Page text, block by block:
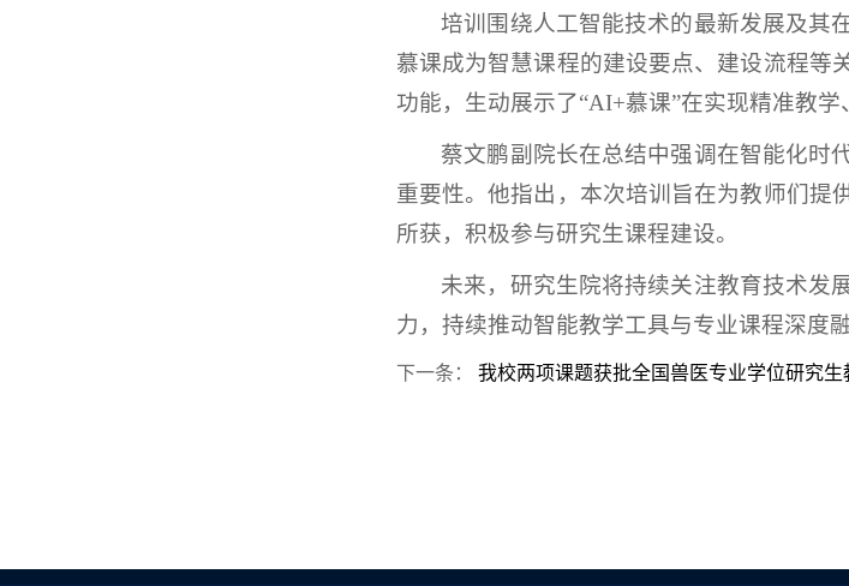
培训围绕人工智能技术的最新发展及其
慕课成为智慧课程的建设要点、建设流程等
功能，生动展示了“AI+慕课”在实现精准教
蔡文鹏副院长在总结中强调在智能化时
重要性。他指出，本次培训旨在为教师们提
所获，积极参与研究生课程建设。
未来，研究生院将持续关注教育技术发
力，持续推动智能教学工具与专业课程深度
下一条： 我校两项课题获批全国兽医专业学位研究